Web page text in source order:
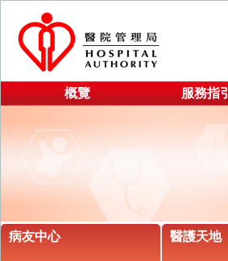
概覽 服務指引
病友中心 醫護天地